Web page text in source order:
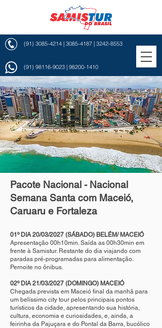
(91) 3085-4214 | 3085-4187 | 3242-8553
(91) 98116-9023 | 98200-1410
Pacote Nacional - Nacional
Semana Santa com Maceió,
Caruaru e Fortaleza
01º DIA 20/03/2027 (SÁBADO) BELÉM/ MACEIÓ
Apresentação 00h10min. Saída as 00h30min em
frente à Samistur. Restante do dia viajando com
paradas pré-programadas para alimentação.
Pernoite no ônibus.
02º DIA 21/03/2027 (DOMINGO) MACEIÓ
Chegada prevista em Maceió final da manhã para
um belíssimo city tour pelos principais pontos
turísticos da cidade, apresentando sua história,
cultura, economia e curiosidades, e, ainda, a
feirinha da Pajuçara e do Pontal da Barra, bucólico